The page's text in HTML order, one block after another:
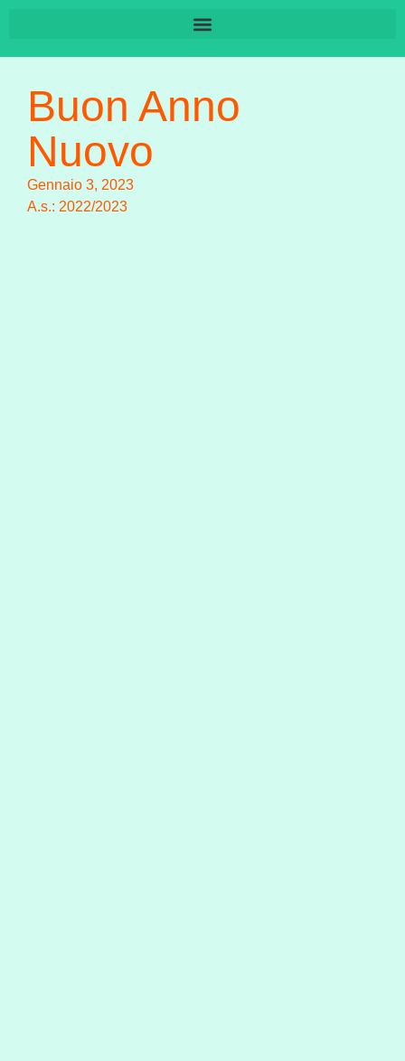
Buon Anno
Nuovo
Gennaio 3, 2023
A.s.: 2022/2023